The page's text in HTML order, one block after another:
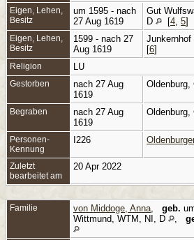
Eigen, Lehen,
Besitz
um 1595 - nach
27 Aug 1619
Gut
D
[4 5]
Eigen, Lehen,
Besitz
1599 - nach 27
Aug 1619
[6]
Religion LU
Gestorben
nach 27 Aug
1619
Oldenburg,
Begraben
nach 27 Aug
1619
Oldenburg,
Personen-
Kennung
I226
Zuletzt
bearbeitet am
20 Apr 2022
Familie von Middoge, Anna geb.
Wittmund, WTM, NI, D